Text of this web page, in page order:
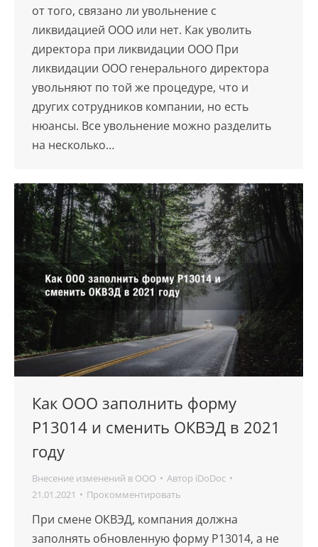
от того, связано ли увольнение с
ликвидацией ООО или нет. Как уволить
директора при ликвидации ООО При
ликвидации ООО генерального директора
увольняют по той же процедуре, что и
других сотрудников компании, но есть
нюансы. Все увольнение можно разделить
на несколько…
Как ООО заполнить форму
Р13014 и сменить ОКВЭД в 2021
году
Внесение изменений в ООО Автор iDoDoc
21.01.2021
Прокомментировать
При смене ОКВЭД, компания должна
заполнять обновленную форму Р13014, а не